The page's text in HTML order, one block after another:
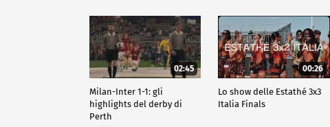
02:45
Milan-Inter 1-1: gli
highlights del derby di
Perth
00:26
Lo show delle Estathé 3x3
Italia Finals